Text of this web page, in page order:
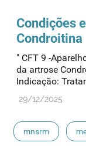
Condições
Condroitina
" CFT 9 -
da artrose
Indicação:
29/12/2025
mnsrm